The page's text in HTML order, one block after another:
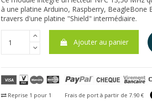
à une platine Arduino, Raspberry, BeagleBone
travers d'une platine "Shield" intermédiaire.
Ajouter au panier
Reprise 1 pour 1 Frais de port à partir de 7.90 €